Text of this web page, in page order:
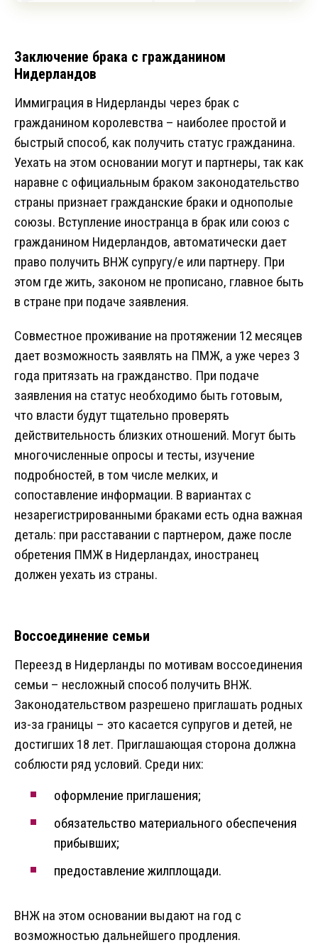
Заключение брака с гражданином
Нидерландов
Иммиграция в Нидерланды через брак с
гражданином королевства – наиболее простой и
быстрый способ, как получить статус гражданина.
Уехать на этом основании могут и партнеры, так как
наравне с официальным браком законодательство
страны признает гражданские браки и однополые
союзы. Вступление иностранца в брак или союз с
гражданином Нидерландов, автоматически дает
право получить ВНЖ супругу/е или партнеру. При
этом где жить, законом не прописано, главное быть
в стране при подаче заявления.
Совместное проживание на протяжении 12 месяцев
дает возможность заявлять на ПМЖ, а уже через 3
года притязать на гражданство. При подаче
заявления на статус необходимо быть готовым,
что власти будут тщательно проверять
действительность близких отношений. Могут быть
многочисленные опросы и тесты, изучение
подробностей, в том числе мелких, и
сопоставление информации. В вариантах с
незарегистрированными браками есть одна важная
деталь: при расставании с партнером, даже после
обретения ПМЖ в Нидерландах, иностранец
должен уехать из страны.
Воссоединение семьи
Переезд в Нидерланды по мотивам воссоединения
семьи – несложный способ получить ВНЖ.
Законодательством разрешено приглашать родных
из-за границы – это касается супругов и детей, не
достигших 18 лет. Приглашающая сторона должна
соблюсти ряд условий. Среди них:
оформление приглашения;
обязательство материального обеспечения
прибывших;
предоставление жилплощади.
ВНЖ на этом основании выдают на год с
возможностью дальнейшего продления.